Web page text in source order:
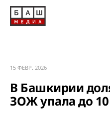
15 ФЕВР. 2026
В Башкирии
ЗОЖ упала до 10